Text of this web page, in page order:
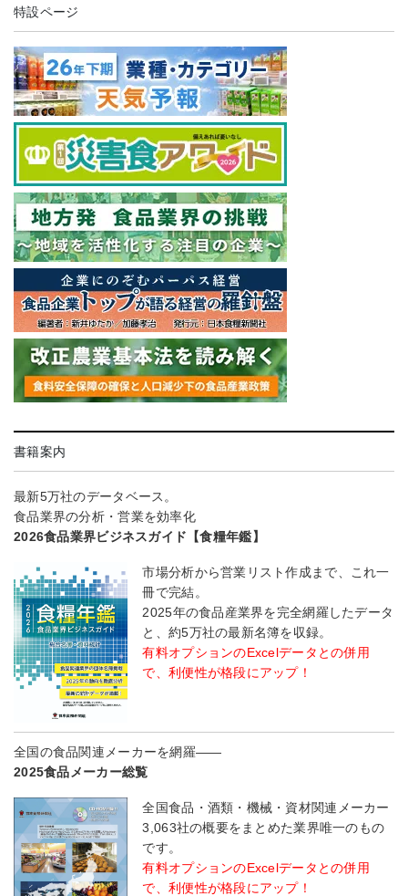
特設ページ
書籍案内
最新5万社のデータベース。
食品業界の分析・営業を効率化
2026食品業界ビジネスガイド【食糧年鑑】
市場分析から営業リスト作成まで、これ一
冊で完結。
2025年の食品産業界を完全網羅したデータ
と、約5万社の最新名簿を収録。
有料オプションのExcelデータとの併用
で、利便性が格段にアップ！
全国の食品関連メーカーを網羅――
2025食品メーカー総覧
全国食品・酒類・機械・資材関連メーカー
3,063社の概要をまとめた業界唯一のもの
です。
有料オプションのExcelデータとの併用
で、利便性が格段にアップ！